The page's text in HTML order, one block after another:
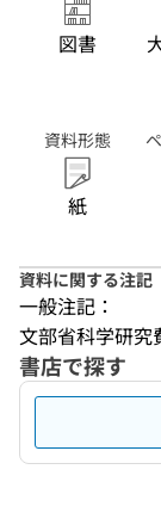
図書
資料形態
紙
資料に関する注記
一般注記：
文部省科学研究
書店で探す